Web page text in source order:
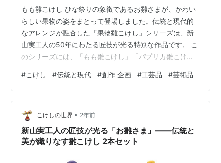
もも雛こけし ひな祭りの象徴であるお雛さまが、かわい
らしい果物の姿をまとって登場しました。伝統と現代的
なアレンジが融合した「果物雛こけし」シリーズは、新
山実工人の50年にわたる匠技が光る特別な作品です。 こ
のシリーズには、「もも雛こけし」「パプリカ雛こけ
がラインナップされています。それぞれが独自の魅力を
持つこの作品は、伝統的なひな祭りを新しい視点で楽し
むことができる希少なアイテムです。 新山実工人の果物
雛こけし――その魅力とは？ 1. 果物を纏ったユニークな
デザイン 「果物雛こけし」シリーズの最大の特徴は、果
物と雛こけしの組み合わせという斬新…
#こけし #伝統と現代 #創作 企画 #工芸品 #芸術品
こけしの世界 • 2年前
新山実工人の匠技が光る「お雛さま」――伝統と
美が織りなす雛こけし 2本セット